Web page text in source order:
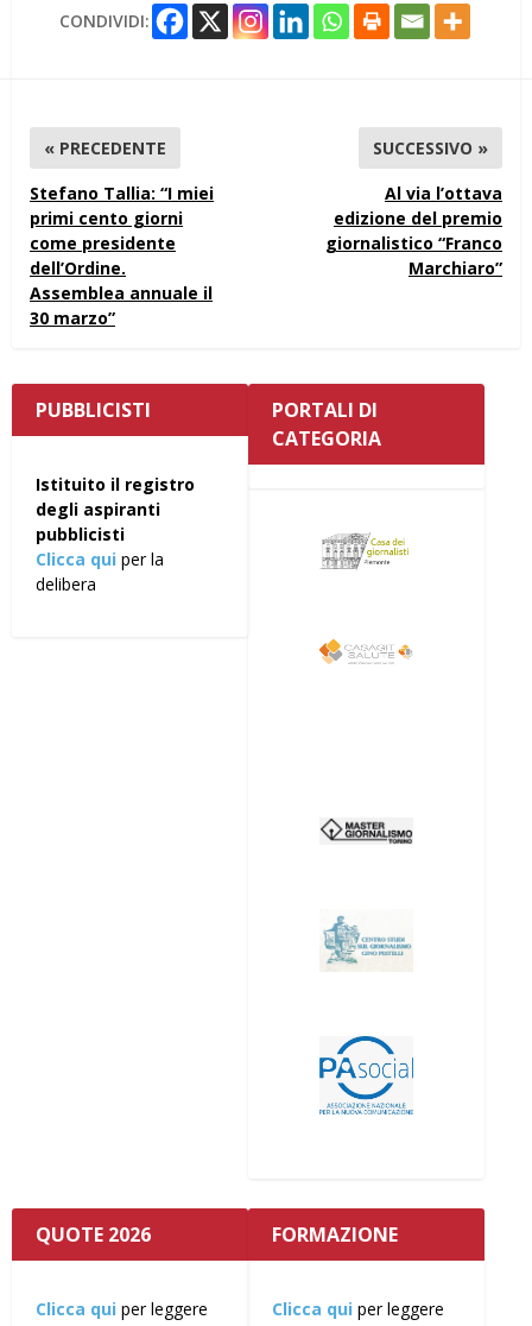
CONDIVIDI:
« PRECEDENTE
Stefano Tallia: “I miei
primi cento giorni
come presidente
dell’Ordine.
Assemblea annuale il
30 marzo”
SUCCESSIVO »
Al via l’ottava
edizione del premio
giornalistico “Franco
Marchiaro”
PUBBLICISTI
Istituito il registro
degli aspiranti
pubblicisti
Clicca qui per la
delibera
PORTALI DI
CATEGORIA
QUOTE 2026
Clicca qui per leggere
FORMAZIONE
Clicca qui per leggere